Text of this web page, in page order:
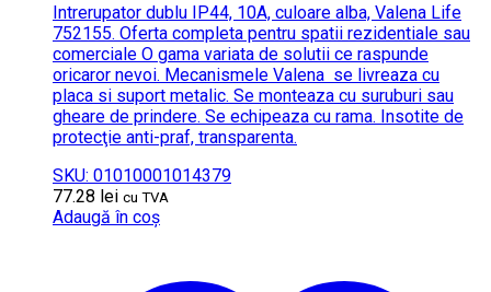
Intrerupator dublu IP44, 10A, culoare alba, Valena Life
752155. Oferta completa pentru spatii rezidentiale sau
comerciale O gama variata de solutii ce raspunde
oricaror nevoi. Mecanismele Valena se livreaza cu
placa si suport metalic. Se monteaza cu suruburi sau
gheare de prindere. Se echipeaza cu rama. Insotite de
protecţie anti-praf, transparenta.
SKU: 01010001014379
77.28 lei cu TVA
Adaugă în coș